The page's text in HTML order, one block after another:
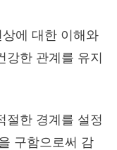
상에 대한 이해와
강한 관계를 유지
절한 경계를 설정
구함으로써 감